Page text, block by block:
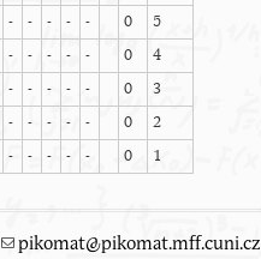
- - - - - 0
5
- - - - - 0
4
- - - - - 0
3
- - - - - 0
2
- - - - - 0 1